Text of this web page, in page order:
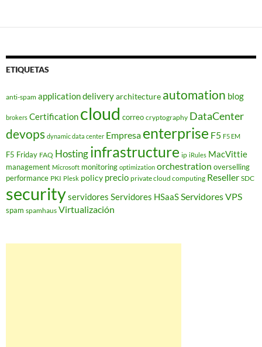
ETIQUETAS
anti-spam application deliveryarchitecture automation blog
brokers Certification cloud correo cryptography DataCenter
devops dynamic data center Empresa enterprise F5 F5 EM
F5 Friday FAQ Hostinginfrastructure ip iRules MacVittie
management Microsoft monitoring optimization orchestration overselling
performance PKI Plesk policy precio private cloud computing Reseller SDC
securityservidores Servidores HSaaSServidores VPS
spam spamhaus Virtualización